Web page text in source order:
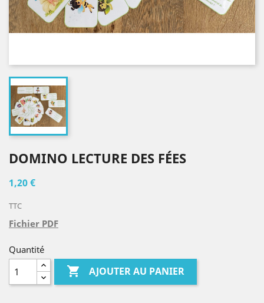
DOMINO LECTURE DES FÉES
1,20 €
TTC
Fichier PDF
Quantité
 AJOUTER AU PANIER